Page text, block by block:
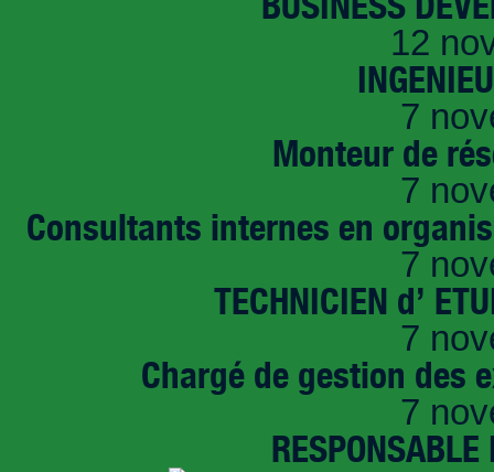
12
7
Monteur de
7
Consultants internes en
7
TECHNICIEN d’
7
Chargé de gestion des
7